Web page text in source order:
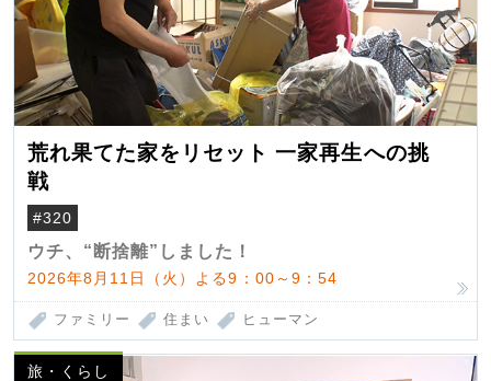
荒れ果てた家をリセット 一家再生への挑
戦
#320
ウチ、“断捨離”しました！
2026年8月11日（火）よる9：00～9：54
ファミリー 住まい ヒューマン
旅・くらし